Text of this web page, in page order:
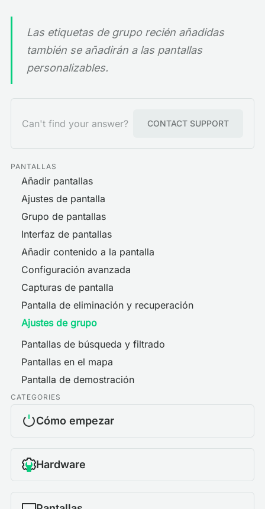
Las etiquetas de grupo recién añadidas
también se añadirán a las pantallas
personalizables.
Can't find your answer? CONTACT SUPPORT
PANTALLAS
Añadir pantallas
Ajustes de pantalla
Grupo de pantallas
Interfaz de pantallas
Añadir contenido a la pantalla
Configuración avanzada
Capturas de pantalla
Pantalla de eliminación y recuperación
Ajustes de grupo
Pantallas de búsqueda y filtrado
Pantallas en el mapa
Pantalla de demostración
CATEGORIES
Cómo empezar
Hardware